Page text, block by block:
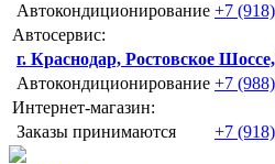
Автокондиционирование +7
Автосервис:
г. Краснодар, Ростовское
Автокондиционирование +7
Интернет-магазин:
Заказы принимаются
+7